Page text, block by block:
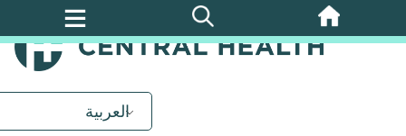
تخطي
إلى
العربية